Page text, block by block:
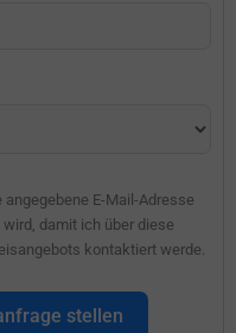
E-Mail-Adresse
damit ich über diese
kontaktiert werde.
stellen